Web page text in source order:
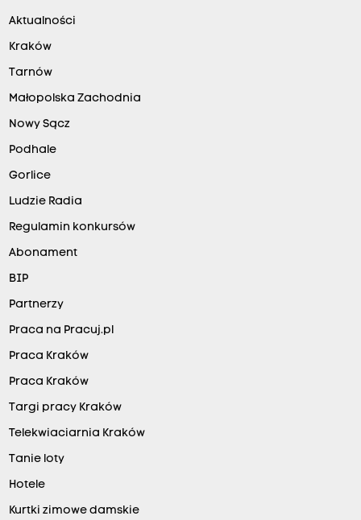
Aktualności
Kraków
Tarnów
Małopolska Zachodnia
Nowy Sącz
Podhale
Gorlice
Ludzie Radia
Regulamin konkursów
Abonament
BIP
Partnerzy
Praca na Pracuj.pl
Praca Kraków
Praca Kraków
Targi pracy Kraków
Telekwiaciarnia Kraków
Tanie loty
Hotele
Kurtki zimowe damskie